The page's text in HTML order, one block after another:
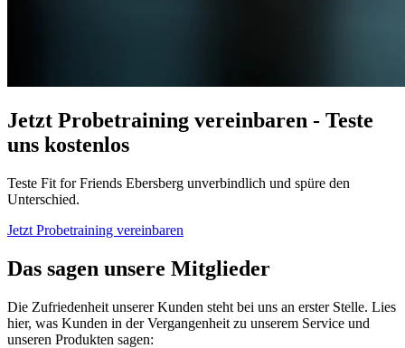
Jetzt Probetraining vereinbaren - Teste
uns kostenlos
Teste Fit for Friends Ebersberg unverbindlich und spüre den
Unterschied.
Jetzt Probetraining vereinbaren
Das sagen unsere Mitglieder
Die Zufriedenheit unserer Kunden steht bei uns an erster Stelle. Lies
hier, was Kunden in der Vergangenheit zu unserem Service und
unseren Produkten sagen: